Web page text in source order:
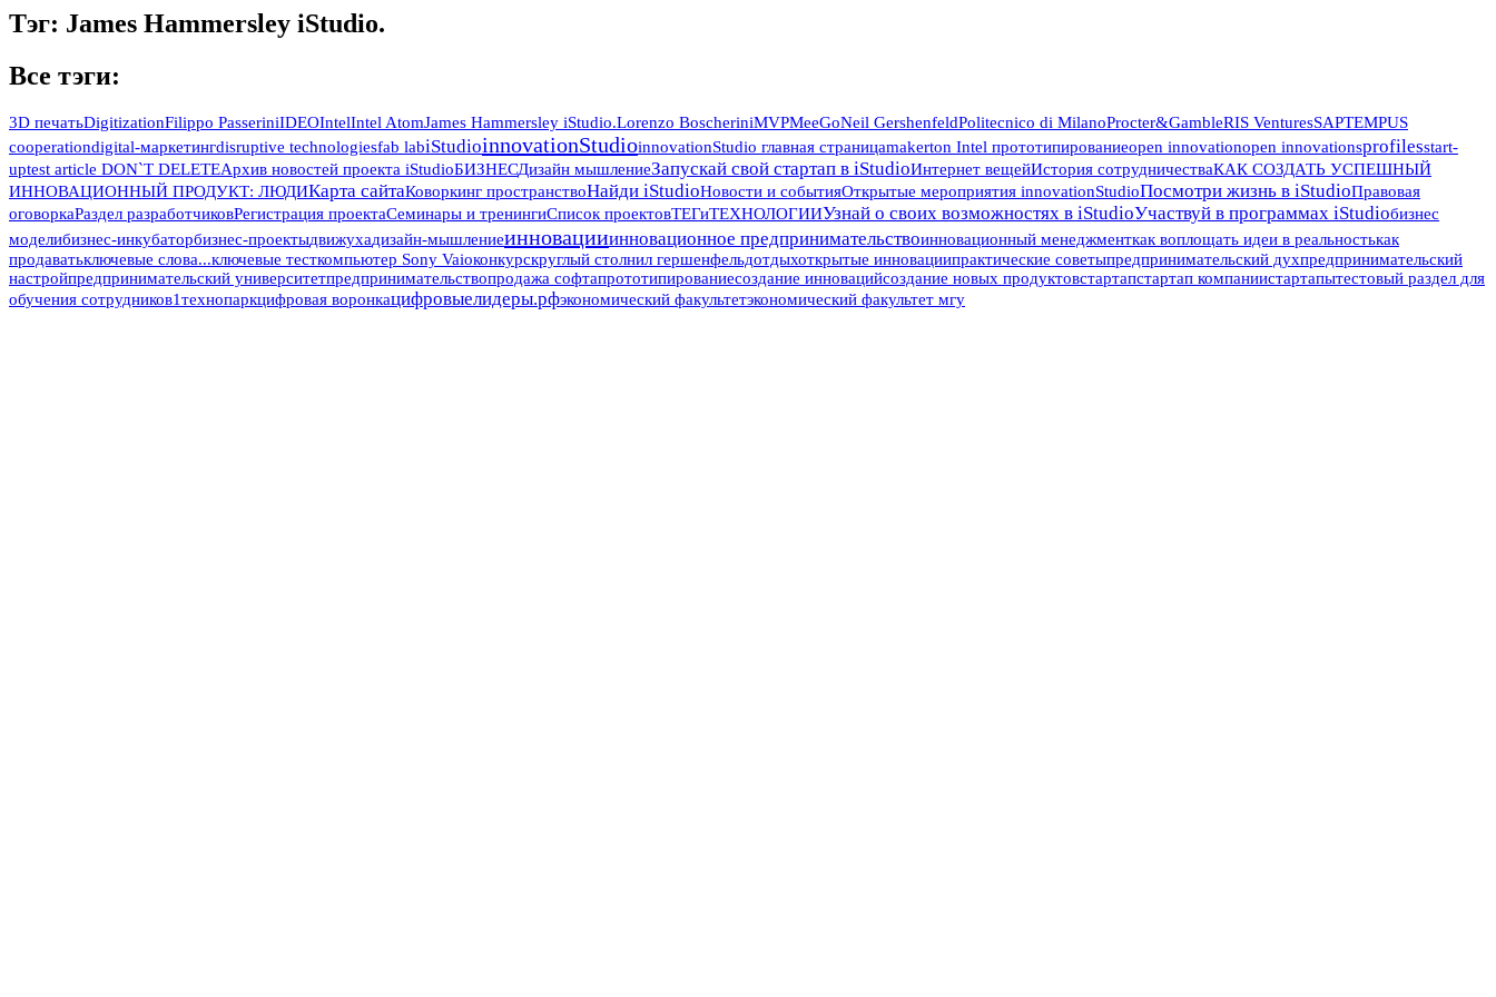
Тэг: James Hammersley iStudio.
Все тэги:
3D печатьDigitizationFilippo PasseriniIDEOIntelIntel AtomJames Hammersley iStudio.Lorenzo BoscheriniMVPMeeGoNeil GershenfeldPolitecnico di MilanoProcter&GambleRIS VenturesSAPTEMPUS
cooperationdigital-маркетингdisruptive technologiesfab labiStudioinnovationStudioinnovationStudio главная страницаmakerton Intel прототипированиеopen innovationopen innovationsprofilesstart-
uptest article DON`T DELETEАрхив новостей проекта iStudioБИЗНЕСДизайн мышлениеЗапускай свой стартап в iStudioИнтернет вещейИстория сотрудничестваКАК СОЗДАТЬ УСПЕШНЫЙ
ИННОВАЦИОННЫЙ ПРОДУКТ: ЛЮДИКарта сайтаКоворкинг пространствоНайди iStudioНовости и событияОткрытые мероприятия innovationStudioПосмотри жизнь в iStudioПравовая
оговоркаРаздел разработчиковРегистрация проектаСеминары и тренингиСписок проектовТЕГиТЕХНОЛОГИИУзнай о своих возможностях в iStudioУчаствуй в программах iStudioбизнес
моделибизнес-инкубаторбизнес-проектыдвижухадизайн-мышлениеинновацииинновационное предпринимательствоинновационный менеджменткак воплощать идеи в реальностькак
продаватьключевые слова...ключевые тесткомпьютер Sony Vaioконкурскруглый столнил гершенфельдотдыхоткрытые инновациипрактические советыпредпринимательский духпредпринимательский
настройпредпринимательский университетпредпринимательствопродажа софтапрототипированиесоздание инновацийсоздание новых продуктовстартапстартап компаниистартапытестовый раздел для
обучения сотрудников1технопаркцифровая воронкацифровыелидеры.рфэкономический факультетэкономический факультет мгу